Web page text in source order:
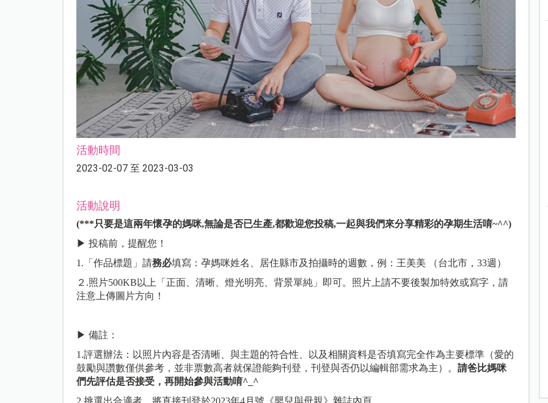
活動時間
2023-02-07 至 2023-03-03
活動說明
(***只要是這兩年懷孕的媽咪,無論是否已生產,都歡迎您投稿,一起與我們來分享精彩的孕期生活唷~^^)
▶ 投稿前，提醒您！
1.「作品標題」請務必填寫：孕媽咪姓名、居住縣市及拍攝時的週數，例：王美美 （台北市，33週）
２.照片500KB以上「正面、清晰、燈光明亮、背景單純」即可。照片上請不要後製加特效或寫字，請
注意上傳圖片方向！
▶ 備註：
1.評選辦法：以照片內容是否清晰、與主題的符合性、以及相關資料是否填寫完全作為主要標準（愛的
鼓勵與讚數僅供參考，並非票數高者就保證能夠刊登，刊登與否仍以編輯部需求為主）。 請爸比媽咪
們先評估是否接受，再開始參與活動唷^_^
2.挑選出合適者，將直接刊登於2023年4月號《嬰兒與母親》雜誌內頁。